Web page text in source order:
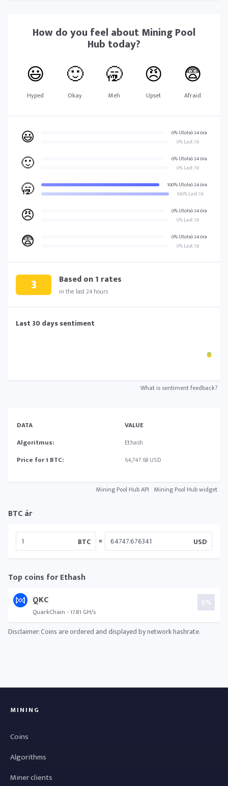
How do you feel about Mining Pool
Hub today?
😃
Hyped
🙂
Okay
🥱
Meh
😠
Upset
😨
Afraid
😃
0% Utolsó 24 óra
0% Last 7d
🙂
0% Utolsó 24 óra
0% Last 7d
🥱
100% Utolsó 24 óra
100% Last 7d
😠
0% Utolsó 24 óra
0% Last 7d
😨
0% Utolsó 24 óra
0% Last 7d
3 Based on1 rates
in the last 24 hours
Last 30 days sentiment
What is sentiment feedback?
DATA
VALUE
Algoritmus:
Ethash
Price for 1 BTC:
64,747.68 USD
Mining Pool Hub API Mining Pool Hub widget
BTC ár
BTC = USD
Top coins for Ethash
QKC
QuarkChain - 17.81 GH/s
0%
Disclaimer: Coins are ordered and displayed by network hashrate.
MINING
Coins
Algorithms
Miner clients